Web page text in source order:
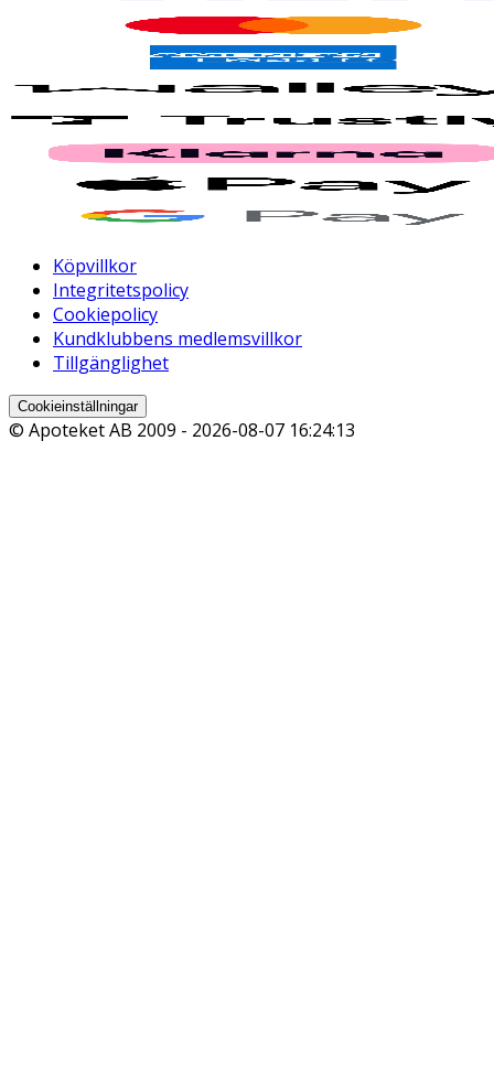
Köpvillkor
Integritetspolicy
Cookiepolicy
Kundklubbens medlemsvillkor
Tillgänglighet
Cookieinställningar
© Apoteket AB 2009 - 2026-08-07 16:24:13